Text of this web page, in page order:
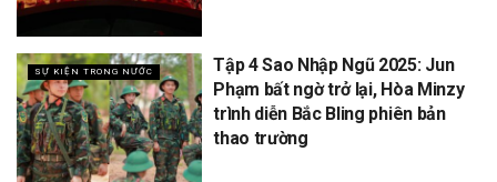
SỰ KIỆN TRONG NƯỚC
Tập 4 Sao Nhập Ngũ 2025: Jun
Phạm bất ngờ trở lại, Hòa Minzy
trình diễn Bắc Bling phiên bản
thao trường